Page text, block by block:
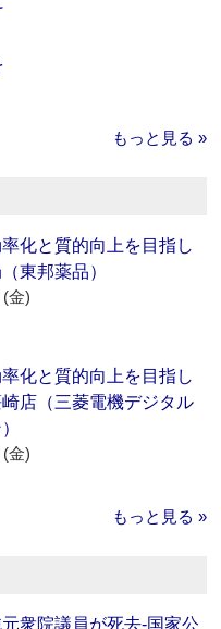
もっと見る »
率化と質的向上を目指し
東邦薬品）
金)
率化と質的向上を目指し
店（三菱電機デジタル
金)
もっと見る »
元衆院議員が死去‐国家公